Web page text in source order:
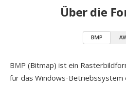
Über die
BMP
BMP (Bitmap) ist ein
für das Windows-Betriebssystem